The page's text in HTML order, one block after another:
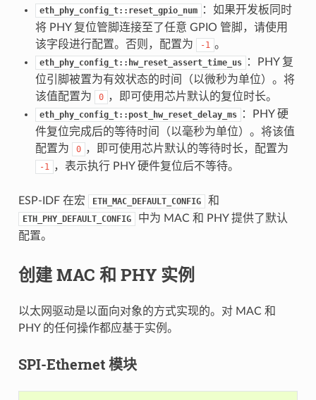
eth_phy_config_t::reset_gpio_num
：如果开发板同时
将 PHY 复位管脚连接至了任意 GPIO 管脚，请使用
该字段进行配置。否则，配置为
-1 。
eth_phy_config_t::hw_reset_assert_time_us
：PHY 复
位引脚被置为有效状态的时间（以微秒为单位）。将
该值配置为
0 ，即可使用芯片默认的复位时长。
eth_phy_config_t::post_hw_reset_delay_ms
：PHY 硬
件复位完成后的等待时间（以毫秒为单位）。将该值
配置为
0 ，即可使用芯片默认的等待时长，配置为
-1 ，表示执行 PHY 硬件复位后不等待。
ESP-IDF 在宏 ETH_MAC_DEFAULT_CONFIG 和
ETH_PHY_DEFAULT_CONFIG
中为 MAC 和 PHY 提供了默认
配置。
创建 MAC 和 PHY 实例
以太网驱动是以面向对象的方式实现的。对 MAC 和
PHY 的任何操作都应基于实例。
SPI-Ethernet 模块